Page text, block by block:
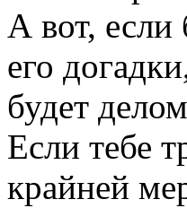
А вот,
его
будет
Если тебе
крайней